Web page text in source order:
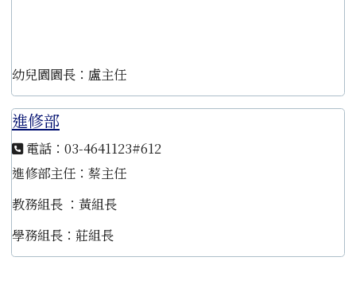
幼兒園園長：盧主任
進修部
電話：03-4641123#612
進修部主任：蔡主任
教務組長 ：黃組長
學務組長：莊組長